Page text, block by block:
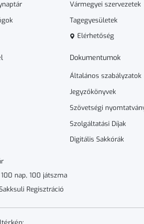
Vármegyei szervezetek
Tagegyesületek
Elérhetőség
Dokumen­­tumok
Általános szabályzatok
Jegyzőkönyvek
Szövetségi
Szolgáltatási Díjak
Digitális Sakkórák
100 nap, 100 játszma
Regisztráció